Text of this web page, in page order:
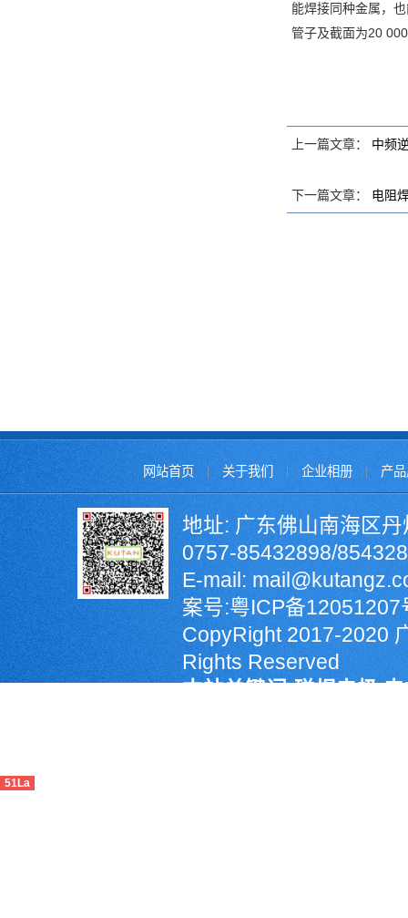
能焊接同种金属，
管子及截面为20
上一篇文章： 中频
下一篇文章： 电阻
网站首页 | 关于我们 | 企业相册 | 产
地址: 广东佛山南海区
0757-85432898/
E-mail:
案号:粤ICP备12051207
CopyRight 2017-2020
Rights Reserved
本站关键词:碰焊电极,
51La